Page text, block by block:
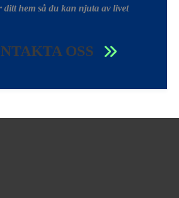
ditt hem så du kan njuta av livet
OSS